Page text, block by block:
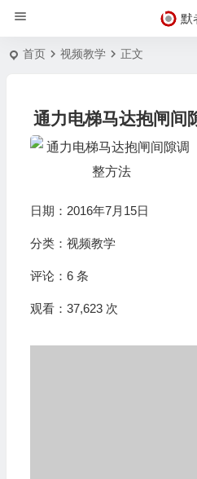
默
首页 视频教学 正文
通力电梯马达抱闸间
日期：2016年7月15日
分类： 视频教学
评论： 6 条
观看：37,623 次